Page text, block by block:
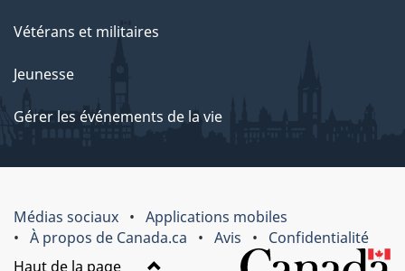
Vétérans et militaires
Jeunesse
Gérer les événements de la vie
Médias sociaux
Applications mobiles
À propos de Canada.ca
Avis
Confidentialité
Haut de la page